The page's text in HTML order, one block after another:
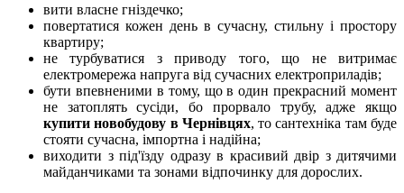
вити власне гніздечко;
повертатися кожен день в сучасну, стильну і простору
квартиру;
не турбуватися з приводу того, що не витримає
електромережа напруга від сучасних електроприладів;
бути впевненими в тому, що в один прекрасний момент
не затоплять сусіди, бо прорвало трубу, адже якщо
купити новобудову в Чернівцях, то сантехніка там буде
стояти сучасна, імпортна і надійна;
виходити з під'їзду одразу в красивий двір з дитячими
майданчиками та зонами відпочинку для дорослих.